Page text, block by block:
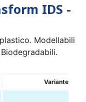
IDS -
Modellabili
Variante